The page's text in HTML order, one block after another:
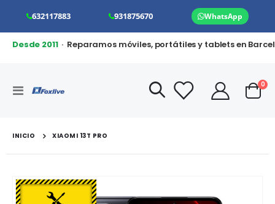
632117883 931875670 WhatsApp
Desde 2011· Reparamos móviles, portátiles y tablets en
Toggle
Cart
0
INICIO XIAOMI 13T PRO
Saltar
al